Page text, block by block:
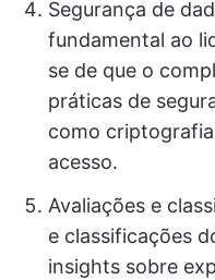
Segurança de
fundamental ao
se de que o
práticas de
como
acesso.
Avaliações e
e classificações
insights sobre